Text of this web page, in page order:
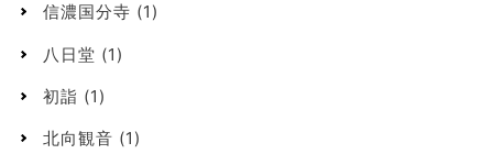
信濃国分寺 (1)
八日堂 (1)
初詣 (1)
北向観音 (1)